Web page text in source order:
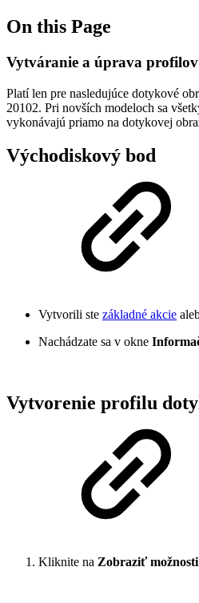
On this Page
Vytváranie a úprava
Platí len pre nasledujúce dotykové
20102. Pri novších modeloch sa
vykonávajú priamo na dotykovej
Východiskový bod
Vytvorili ste základné akcie
Nachádzate sa v okne
Vytvorenie profilu
Kliknite na Zobraziť možnosti